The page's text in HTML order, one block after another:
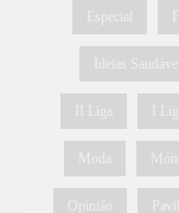
Especial
Ideias
II Liga I Liga
Moda
Opinião